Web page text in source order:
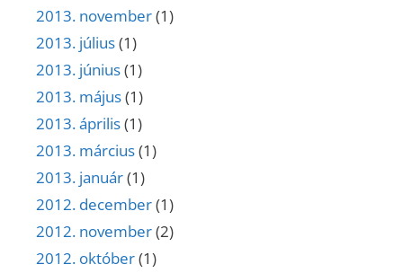
2013. november(1)
2013. július(1)
2013. június(1)
2013. május(1)
2013. április(1)
2013. március(1)
2013. január(1)
2012. december(1)
2012. november(2)
2012. október(1)